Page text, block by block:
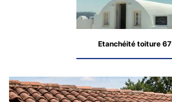
Etanchéité toiture 67